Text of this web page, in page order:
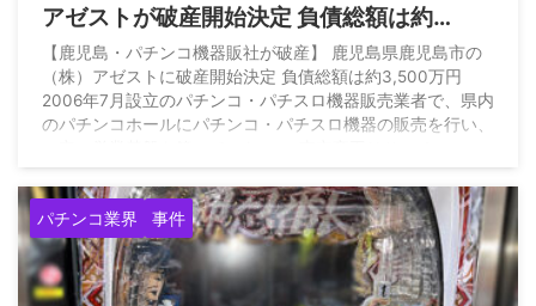
アゼストが破産開始決定 負債総額は約
3,500万円
【鹿児島・パチンコ機器販社が破産】 鹿児島県鹿児島市の
（株）アゼストに破産開始決定 負債総額は約3,500万円
2006年7月設立のパチンコ・パチスロ機器販売業者で、県内
のパチンコホールにパチンコ・パチスロ機器の販売を行い、
パチンコ業界 事件